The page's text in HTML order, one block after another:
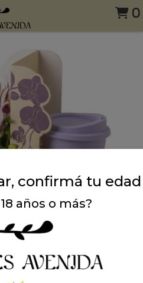
0
confirmá tu edad
años o más?